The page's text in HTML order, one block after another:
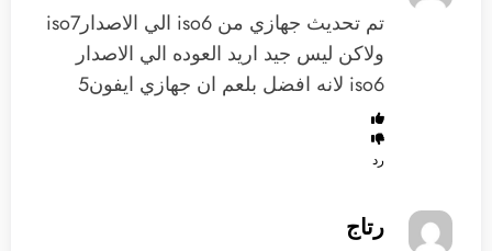
تم تحديث جهازي من iso6 الي الاصدارiso7
ولاكن ليس جيد اريد العوده الي الاصدار
iso6 لانه افضل بلعم ان جهازي ايفون5
رد
رتاج